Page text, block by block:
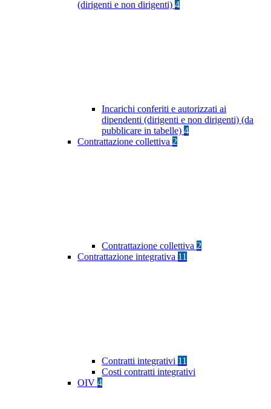
(dirigenti e non dirigenti) 4
Incarichi conferiti e autorizzati ai
dipendenti (dirigenti e non dirigenti) (da
pubblicare in tabelle) 4
Contrattazione collettiva 2
Contrattazione collettiva 2
Contrattazione integrativa 11
Contratti integrativi 11
Costi contratti integrativi
OIV 4